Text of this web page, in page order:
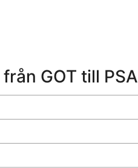
GOT till PSA